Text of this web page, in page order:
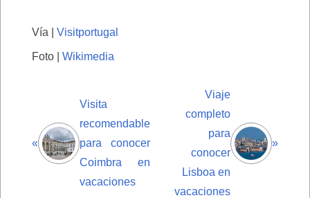
Vía | Visitportugal
Foto | Wikimedia
«
Visita
recomendable
para conocer
Coimbra en
vacaciones
Viaje
completo
para
conocer
Lisboa en
vacaciones
»